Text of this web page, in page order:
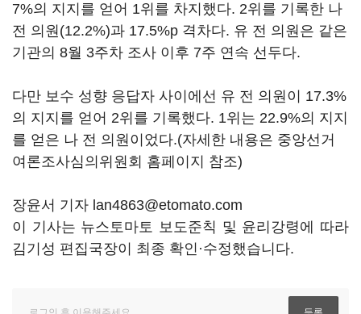
7%의 지지를 얻어 1위를 차지했다. 2위를 기록한 나
전 의원(12.2%)과 17.5%p 격차다. 유 전 의원은 같은
기관의 8월 3주차 조사 이후 7주 연속 선두다.
다만 보수 성향 응답자 사이에선 유 전 의원이 17.3%
의 지지를 얻어 2위를 기록했다. 1위는 22.9%의 지지
를 얻은 나 전 의원이었다.(자세한 내용은 중앙선거
여론조사심의위원회 홈페이지 참조)
장윤서 기자 lan4863@etomato.com
이 기사는 뉴스토마토 보도준칙 및 윤리강령에 따라
김기성 편집국장이 최종 확인·수정했습니다.